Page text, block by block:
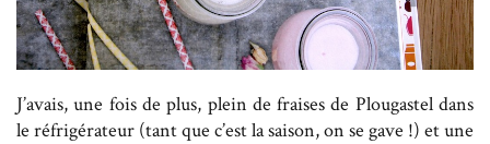
J’avais, une fois de plus, plein de fraises de Plougastel dans
le réfrigérateur (tant que c’est la saison, on se gave !) et une